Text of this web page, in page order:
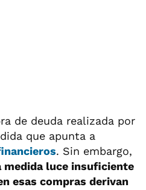
de deuda realizada por
que apunta a
. Sin embargo,
medida luce insuficiente
esas compras derivan